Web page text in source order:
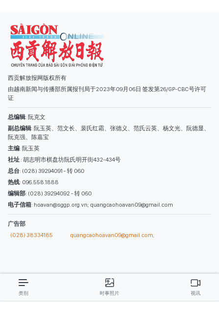
西贡解放报网版权所有
由越南新闻与传播部所属报刊局于2023年09月06日 签发第26/GP-CBC号许可
证
总编辑
副总编辑: 阮玉英、范文长、裴氏红霜、张德义、范氏云英、杨文光、阮德显、
总台: (028) 39294091 - 转 060
热线: 096.558.1888
编辑部: (028) 39294092 - 转 060